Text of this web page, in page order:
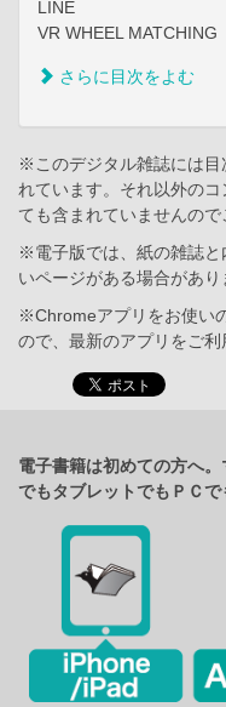
LINE
VR WHEEL MATCHING
さらに目次をよむ
※このデジタル雑誌には目
れています。それ以外の
ても含まれていませんので
※電子版では、紙の雑誌と
いページがある場合があり
※Chromeアプリをお使い
ので、最新のアプリをご利
電子書籍は初めての方へ
でもタブレットでもＰＣで